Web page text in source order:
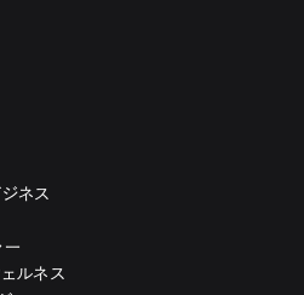
ネス
ー
ルネス